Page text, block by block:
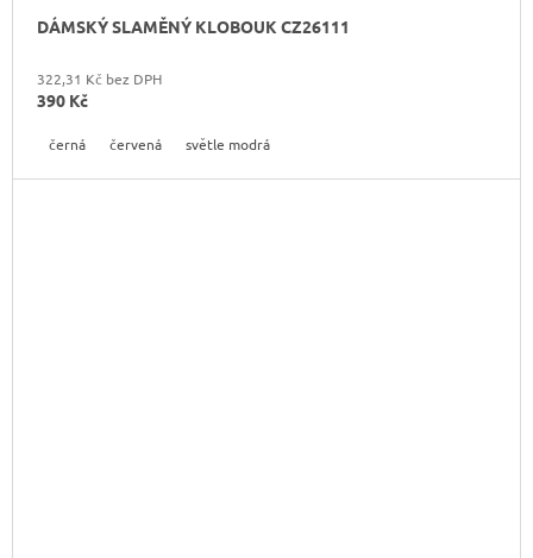
DÁMSKÝ SLAMĚNÝ KLOBOUK CZ26111
322,31 Kč bez DPH
390 Kč
černá červená světle modrá